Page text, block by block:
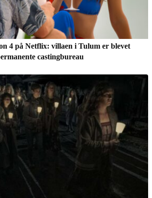
4 på Netflix: villaen i Tulum er blevet
castingbureau